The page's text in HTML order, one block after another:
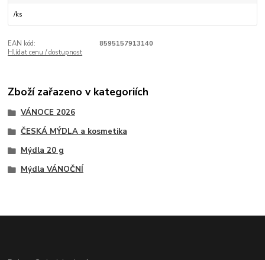
/ks
EAN kód:
8595157913140
Hlídat cenu / dostupnost
Zboží zařazeno v kategoriích
VÁNOCE 2026
ČESKÁ MÝDLA a kosmetika
Mýdla 20 g
Mýdla VÁNOČNÍ